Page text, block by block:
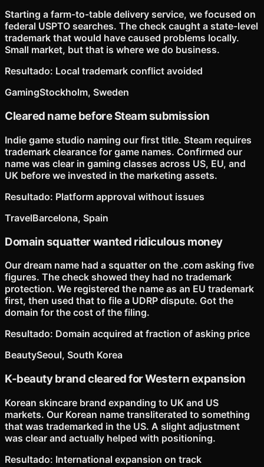
Starting a farm-to-table delivery service, we focused on
federal USPTO searches. The check caught a state-level
trademark that would have caused problems locally.
Small market, but that is where we do business.
Resultado: Local trademark conflict avoided
GamingStockholm, Sweden
Cleared name before Steam submission
Indie game studio naming our first title. Steam requires
trademark clearance for game names. Confirmed our
name was clear in gaming classes across US, EU, and
UK before we invested in the marketing assets.
Resultado: Platform approval without issues
TravelBarcelona, Spain
Domain squatter wanted ridiculous money
Our dream name had a squatter on the .com asking five
figures. The check showed they had no trademark
protection. We registered the name as an EU trademark
first, then used that to file a UDRP dispute. Got the
domain for the cost of the filing.
Resultado: Domain acquired at fraction of asking price
BeautySeoul, South Korea
K-beauty brand cleared for Western expansion
Korean skincare brand expanding to UK and US
markets. Our Korean name transliterated to something
that was trademarked in the US. A slight adjustment
was clear and actually helped with positioning.
Resultado: International expansion on track